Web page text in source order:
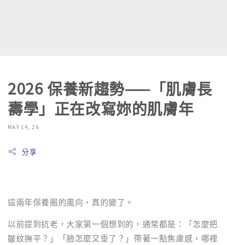
2026 保養新趨勢——「肌膚長
壽學」正在改寫妳的肌膚年
MAY 14, 26
分享
這兩年保養圈的風向，真的變了。
以前提到抗老，大家第一個想到的，通常都是：「怎麼把
皺紋撫平？」「臉怎麼又垂了？」帶著一點焦慮感，哪裡